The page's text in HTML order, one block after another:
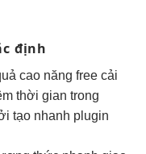
định
cao năng free cải
thời gian trong
tạo nhanh plugin